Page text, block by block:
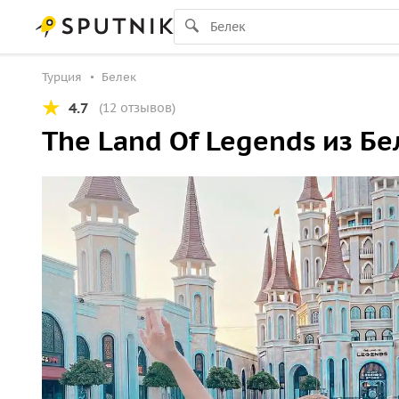
Турция Белек
4.7 (12 отзывов)
The Land Of Legends из